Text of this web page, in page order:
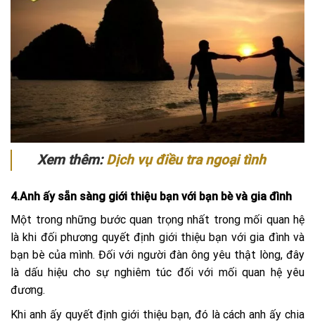
Xem thêm: Dịch vụ điều tra ngoại tình
4.Anh ấy sẵn sàng giới thiệu bạn với bạn bè và gia đình
Một trong những bước quan trọng nhất trong mối quan hệ
là khi đối phương quyết định giới thiệu bạn với gia đình và
bạn bè của mình. Đối với người đàn ông yêu thật lòng, đây
là dấu hiệu cho sự nghiêm túc đối với mối quan hệ yêu
đương.
Khi anh ấy quyết định giới thiệu bạn, đó là cách anh ấy chia